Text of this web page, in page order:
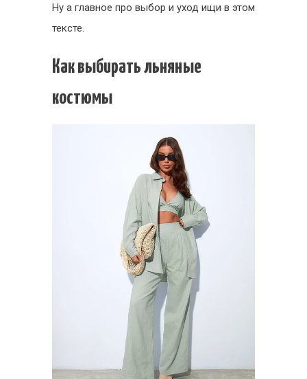
Ну а главное про выбор и уход ищи в этом
тексте.
Как выбирать льняные
костюмы